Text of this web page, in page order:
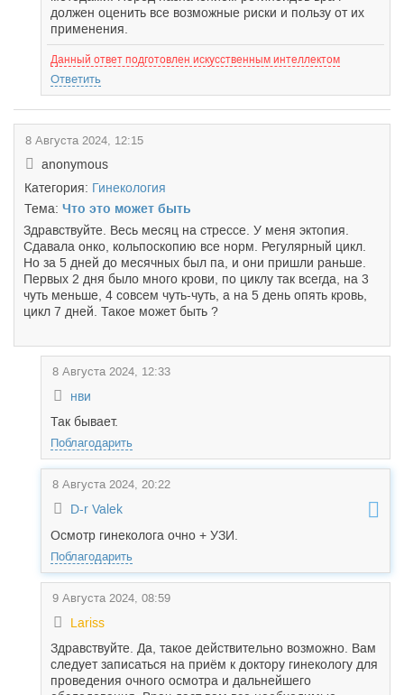
должен оценить все возможные риски и пользу от их
применения.
Данный ответ подготовлен искусственным интеллектом
Ответить
8 Августа 2024, 12:15
anonymous
Категория: Гинекология
Тема: Что это может быть
Здравствуйте. Весь месяц на стрессе. У меня эктопия.
Сдавала онко, кольпоскопию все норм. Регулярный цикл.
Но за 5 дней до месячных был па, и они пришли раньше.
Первых 2 дня было много крови, по циклу так всегда, на 3
чуть меньше, 4 совсем чуть-чуть, а на 5 день опять кровь,
цикл 7 дней. Такое может быть ?
8 Августа 2024, 12:33
нви
Так бывает.
Поблагодарить
8 Августа 2024, 20:22
D-r Valek
Осмотр гинеколога очно + УЗИ.
Поблагодарить
9 Августа 2024, 08:59
Lariss
Здравствуйте. Да, такое действительно возможно. Вам
следует записаться на приём к доктору гинекологу для
проведения очного осмотра и дальнейшего